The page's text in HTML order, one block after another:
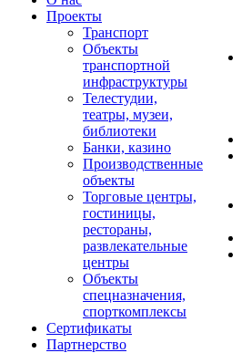
Проекты
Транспорт
Объекты
транспортной
инфраструктуры
Телестудии,
театры, музеи,
библиотеки
Банки, казино
Производственные
объекты
Торговые центры,
гостиницы,
рестораны,
развлекательные
центры
Объекты
спецназначения,
спорткомплексы
Сертификаты
Партнерство